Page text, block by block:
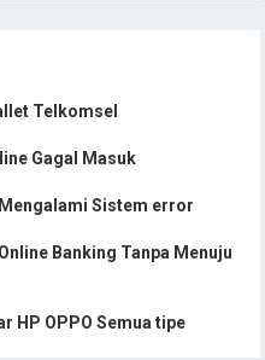
Telkomsel
Gagal Masuk
Mengalami Sistem error
Banking Tanpa Menuju
HP OPPO Semua tipe